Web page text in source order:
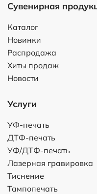
Сувенирная
Каталог
Новинки
Распродажа
Хиты продаж
Новости
Услуги
УФ-печать
ДТФ-печать
УФ/ДТФ-печать
Лазерная гравировка
Тиснение
Тампопечать